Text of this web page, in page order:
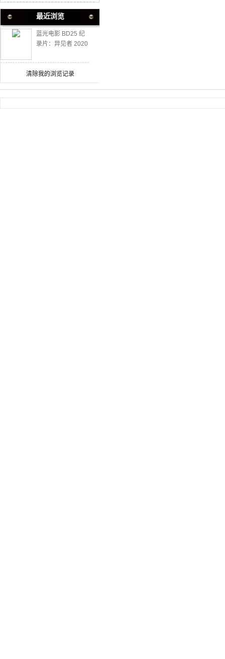
最近浏览
蓝光电影 BD25 纪
录片：异见者 2020
清除我的浏览记录